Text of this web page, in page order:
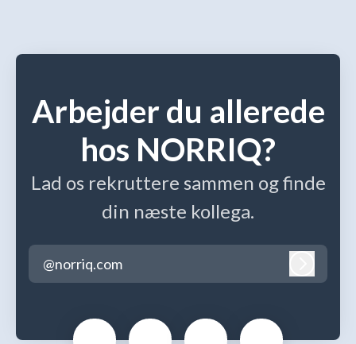
Arbejder du allerede
hos NORRIQ?
Lad os rekruttere sammen og finde
din næste kollega.
@norriq.com